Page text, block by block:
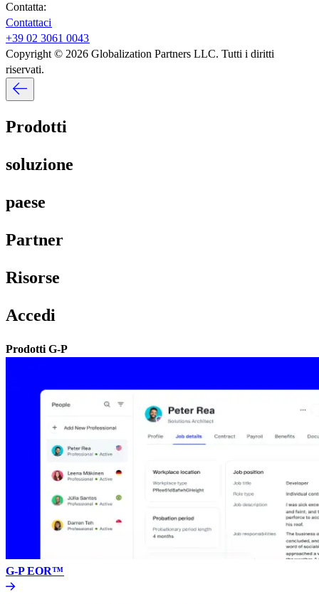
Contatta:​​
Contattaci​​
+39 02 3061 0043​​
Copyright © 2026 Globalization Partners LLC. Tutti i diritti
riservati.​​
Prodotti​​
soluzione​​
paese​​
Partner​​
Risorse​​
Accedi​​
Prodotti G-P​​
G-P EOR™​​